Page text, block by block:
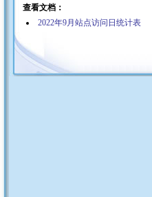
查看文档：
2022年9月站点访问日统计表